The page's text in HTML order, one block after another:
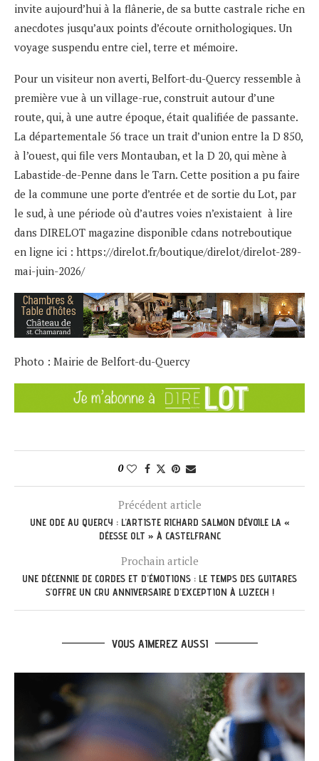
invite aujourd’hui à la flânerie, de sa butte castrale riche en
anecdotes jusqu’aux points d’écoute ornithologiques. Un
voyage suspendu entre ciel, terre et mémoire.
Pour un visiteur non averti, Belfort-du-Quercy ressemble à
première vue à un village-rue, construit autour d’une
route, qui, à une autre époque, était qualifiée de passante.
La départementale 56 trace un trait d’union entre la D 850,
à l’ouest, qui file vers Montauban, et la D 20, qui mène à
Labastide-de-Penne dans le Tarn. Cette position a pu faire
de la commune une porte d’entrée et de sortie du Lot, par
le sud, à une période où d’autres voies n’existaient à lire
dans DIRELOT magazine disponible cdans notreboutique
en ligne ici : https://direlot.fr/boutique/direlot/direlot-289-
mai-juin-2026/
Photo : Mairie de Belfort-du-Quercy
0
Précédent article
UNE ODE AU QUERCY : L’ARTISTE RICHARD SALMON DÉVOILE LA «
DÉESSE OLT » À CASTELFRANC
Prochain article
UNE DÉCENNIE DE CORDES ET D’ÉMOTIONS : LE TEMPS DES GUITARES
S’OFFRE UN CRU ANNIVERSAIRE D’EXCEPTION À LUZECH !
VOUS AIMEREZ AUSSI